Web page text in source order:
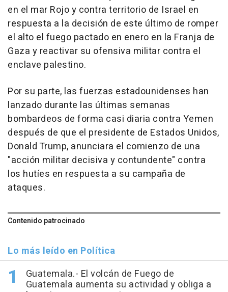
en el mar Rojo y contra territorio de Israel en
respuesta a la decisión de este último de romper
el alto el fuego pactado en enero en la Franja de
Gaza y reactivar su ofensiva militar contra el
enclave palestino.
Por su parte, las fuerzas estadounidenses han
lanzado durante las últimas semanas
bombardeos de forma casi diaria contra Yemen
después de que el presidente de Estados Unidos,
Donald Trump, anunciara el comienzo de una
"acción militar decisiva y contundente" contra
los hutíes en respuesta a su campaña de
ataques.
Contenido patrocinado
Lo más leído en Política
Guatemala.- El volcán de Fuego de
Guatemala aumenta su actividad y obliga a